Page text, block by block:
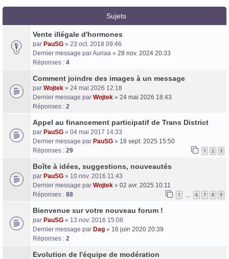
Sujets
Vente illégale d'hormones
par PauSG » 23 oct. 2018 09:46
Dernier message parAuriaa » 28 nov. 2024 20:33
Réponses : 4
Comment joindre des images à un message
par Wojtek » 24 mai 2026 12:18
Dernier message par Wojtek » 24 mai 2026 18:43
Réponses : 2
Appel au financement participatif de Trans District
par PauSG » 04 mai 2017 14:33
Dernier message par PauSG » 18 sept. 2025 15:50
Réponses : 29 1 2 3
Boîte à idées, suggestions, nouveautés
par PauSG » 10 nov. 2016 11:43
Dernier message par Wojtek » 02 avr. 2025 10:11
Réponses : 88 1 6 7 8 9
Bienvenue sur votre nouveau forum !
par PauSG » 13 nov. 2016 15:08
Dernier message par Dag » 16 juin 2020 20:39
Réponses : 2
Evolution de l'équipe de modération